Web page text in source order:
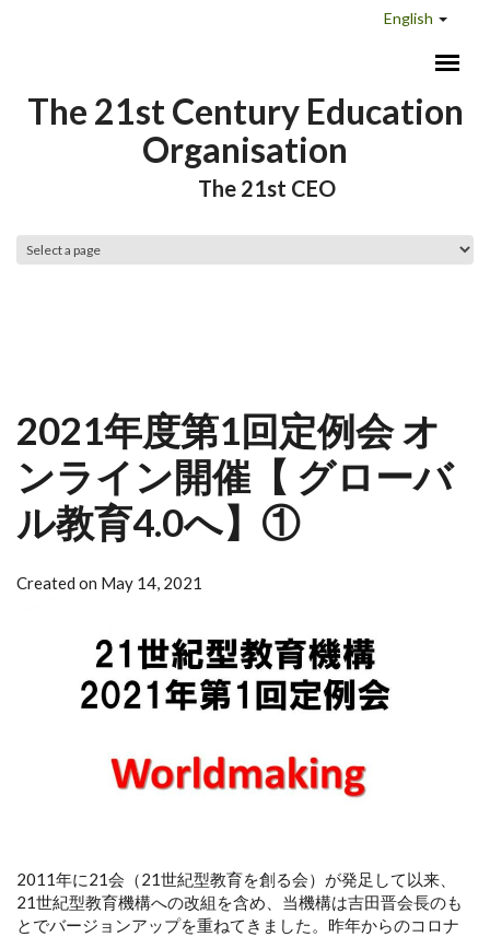
English
The 21st Century Education
Organisation
The 21st CEO
2021年度第1回定例会 オ
ンライン開催【 グローバ
ル教育4.0へ】①
Created on May 14, 2021
2011年に21会（21世紀型教育を創る会）が発足して以来、
21世紀型教育機構への改組を含め、当機構は吉田晋会長のも
とでバージョンアップを重ねてきました。昨年からのコロナ